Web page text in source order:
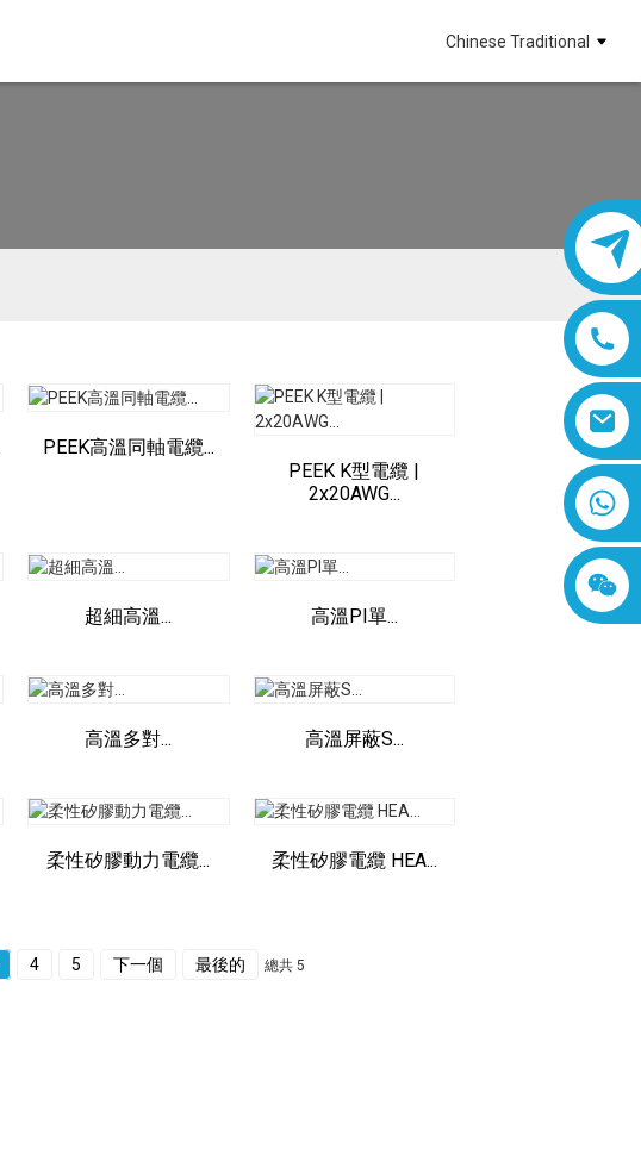
Chinese Traditional
PEEK高溫同軸電纜...
PEEK K型電纜 |
2x20AWG...
超細高溫... 高溫PI單...
高溫多對... 高溫屏蔽S...
柔性矽膠動力電纜... 柔性矽膠電纜 HEA...
4 5 下一個 最後的 總共 5